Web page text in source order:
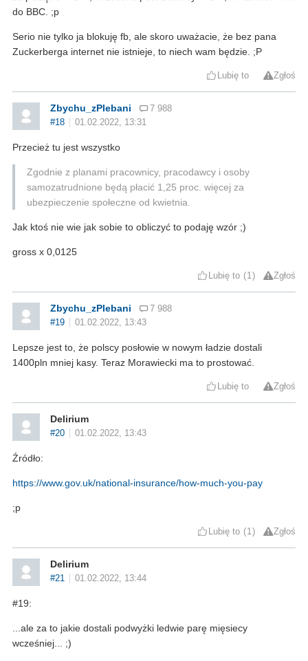
do BBC. ;p
Serio nie tylko ja blokuję fb, ale skoro uważacie, że bez pana
Zuckerberga internet nie istnieje, to niech wam będzie. ;P
Lubię to Zgłoś
Zbychu_zPlebani
7 988
#18
01.02.2022, 13:31
Przecież tu jest wszystko
Zgodnie z planami pracownicy, pracodawcy i osoby
samozatrudnione będą płacić 1,25 proc. więcej za
ubezpieczenie społeczne od kwietnia.
Jak ktoś nie wie jak sobie to obliczyć to podaję wzór ;)
gross x 0,0125
Lubię to 1 Zgłoś
Zbychu_zPlebani
7 988
#19
01.02.2022, 13:43
Lepsze jest to, że polscy posłowie w nowym ładzie dostali
1400pln mniej kasy. Teraz Morawiecki ma to prostować.
Lubię to Zgłoś
Delirium
#20 01.02.2022, 13:43
Źródło:
https://www.gov.uk/national-insurance/how-much-you-pay
;p
Lubię to 1 Zgłoś
Delirium
#21 01.02.2022, 13:44
#19:
...ale za to jakie dostali podwyżki ledwie parę mięsiecy
wcześniej... ;)